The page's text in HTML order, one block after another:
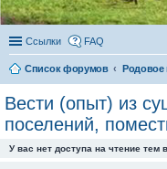
Ссылки FAQ
Список форумов
Вести (опыт) из
поселений,
У вас нет доступа на чтение тем